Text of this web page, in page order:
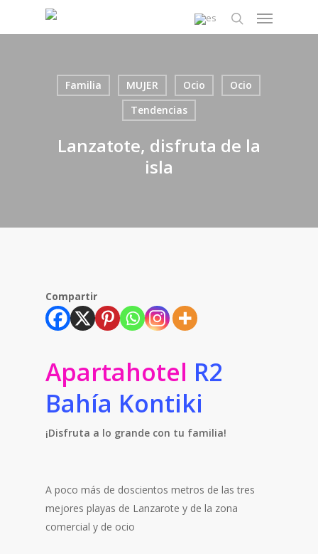
search
Menu
Familia MUJER Ocio
Ocio
Tendencias
Lanzatote, disfruta de la
isla
Compartir
Apartahotel R2
Bahía Kontiki
¡Disfruta a lo grande con tu familia!
A poco más de doscientos metros de las tres
mejores playas de Lanzarote y de la zona
comercial y de ocio